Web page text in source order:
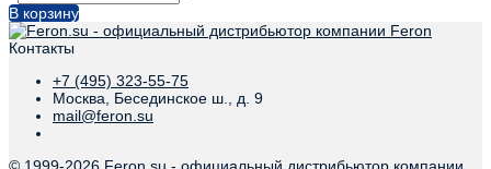
В корзину
Контакты
+7 (495) 323-55-75
Москва, Бесединское ш., д. 9
mail@feron.su